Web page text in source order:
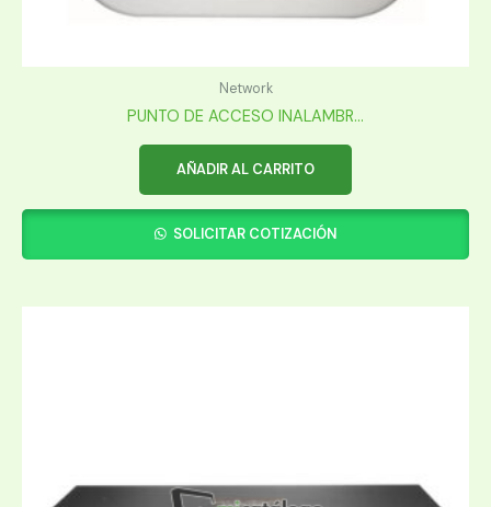
Network
PUNTO DE ACCESO INALAMBR...
AÑADIR AL CARRITO
SOLICITAR COTIZACIÓN